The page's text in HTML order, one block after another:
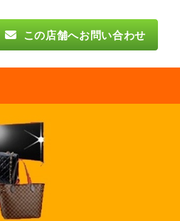
この店舗へお問い合わせ